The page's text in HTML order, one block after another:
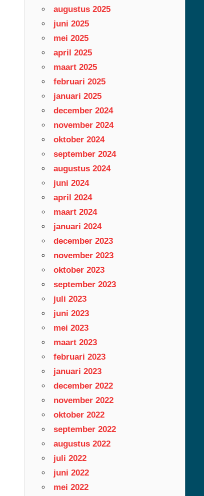
augustus 2025
juni 2025
mei 2025
april 2025
maart 2025
februari 2025
januari 2025
december 2024
november 2024
oktober 2024
september 2024
augustus 2024
juni 2024
april 2024
maart 2024
januari 2024
december 2023
november 2023
oktober 2023
september 2023
juli 2023
juni 2023
mei 2023
maart 2023
februari 2023
januari 2023
december 2022
november 2022
oktober 2022
september 2022
augustus 2022
juli 2022
juni 2022
mei 2022